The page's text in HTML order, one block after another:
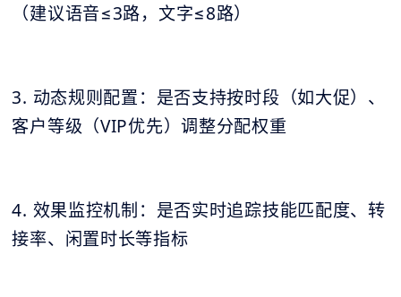
（建议语音≤3路，文字≤8路）
3. 动态规则配置：是否支持按时段（如大促）、
客户等级（VIP优先）调整分配权重
4. 效果监控机制：是否实时追踪技能匹配度、转
接率、闲置时长等指标